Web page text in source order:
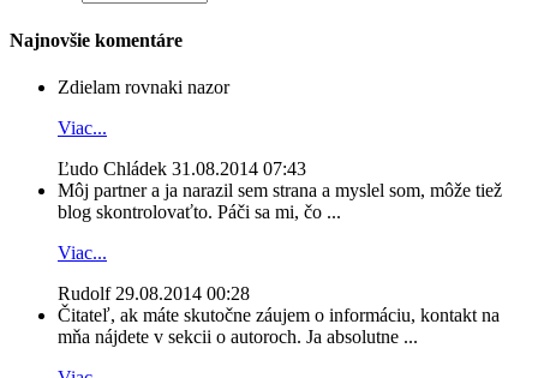
Najnovšie komentáre
Zdielam rovnaki nazor
Viac...
Ľudo Chládek 31.08.2014 07:43
Môj partner a ja narazil sem strana a myslel som, môže tiež
blog skontrolovaťto. Páči sa mi, čo ...
Viac...
Rudolf 29.08.2014 00:28
Čitateľ, ak máte skutočne záujem o informáciu, kontakt na
mňa nájdete v sekcii o autoroch. Ja absolutne ...